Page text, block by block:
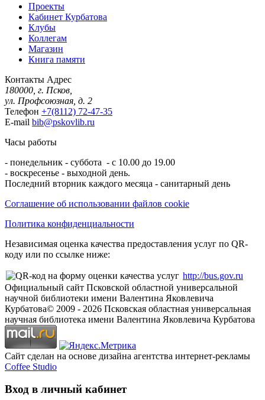
Проекты
Кабинет Курбатова
Клубы
Коллегам
Магазин
Книга памяти
Контакты Адрес
180000, г. Псков,
ул. Профсоюзная, д. 2
Телефон +7(8112) 72-47-35
E-mail bib@pskovlib.ru
Часы работы
- понедельник - суббота - с 10.00 до 19.00
- воскресенье - выходной день.
Последний вторник каждого месяца - санитарный день
Соглашение об использовании файлов cookie
Политика конфиденциальности
Независимая оценка качества предоставления услуг по QR-
коду или по ссылке ниже:
http://bus.gov.ru
Официальный сайт Псковской областной универсальной
научной библиотеки имени Валентина Яковлевича
Курбатова© 2009 - 2026 Псковская областная универсальная
научная библиотека имени Валентина Яковлевича Курбатова
Сайт сделан на основе дизайна агентства интернет-рекламы
Coffee Studio
Вход в личный кабинет